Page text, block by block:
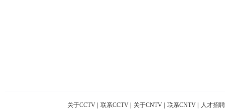
关于CCTV 联系CCTV 关于CNTV 联系CNTV 人才招聘